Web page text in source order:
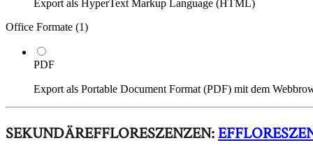
Export als HyperText Markup Language (HTML)
Office Formate (1)
PDF
Export als Portable Document Format (PDF) mit dem
SEKUNDÄREFFLORESZENZEN: